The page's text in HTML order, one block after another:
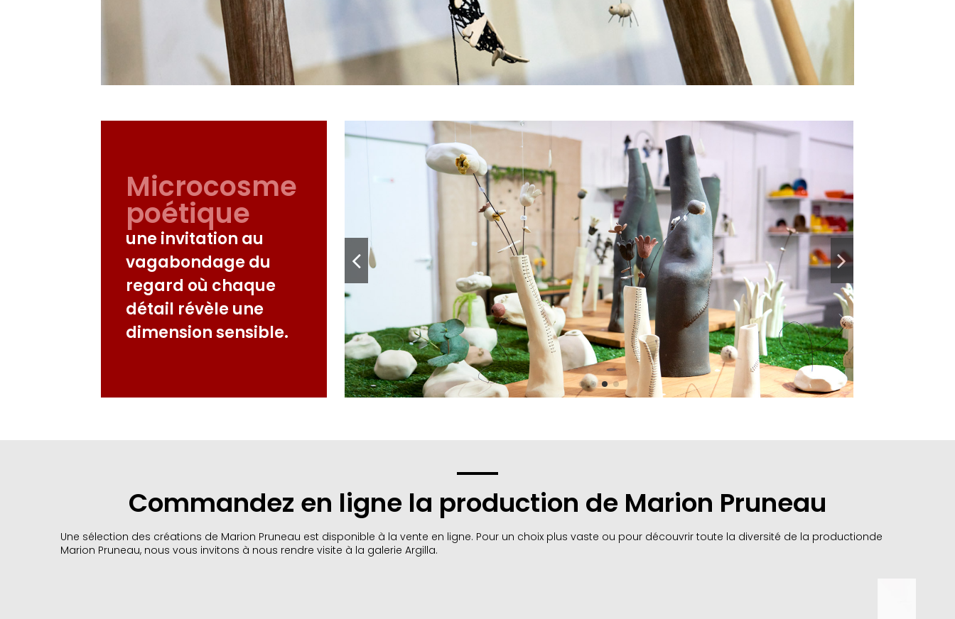
Microcosme
poétique
une invitation au
vagabondage du
regard où chaque
détail révèle une
dimension sensible.
Commandez en ligne la production de Marion Pruneau
Une sélection des créations de Marion Pruneau est disponible à la vente en ligne. Pour un choix plus vaste ou pour découvrir toute la diversité de la productionde
Marion Pruneau, nous vous invitons à nous rendre visite à la galerie Argilla.